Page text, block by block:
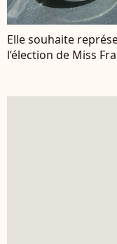
Elle souhaite
l’élection de Miss